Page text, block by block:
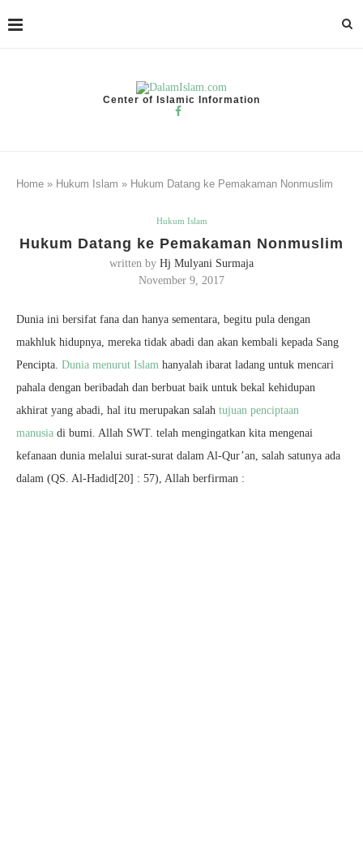
Center of Islamic Information
Home » Hukum Islam » Hukum Datang ke Pemakaman Nonmuslim
Hukum Islam
Hukum Datang ke Pemakaman Nonmuslim
written by Hj Mulyani Surmaja
November 9, 2017
Dunia ini bersifat fana dan hanya sementara, begitu pula dengan
makhluk hidupnya, mereka tidak abadi dan akan kembali kepada Sang
Pencipta. Dunia menurut Islam hanyalah ibarat ladang untuk mencari
pahala dengan beribadah dan berbuat baik untuk bekal kehidupan
akhirat yang abadi, hal itu merupakan salah tujuan penciptaan
manusia di bumi. Allah SWT. telah mengingatkan kita mengenai
kefanaan dunia melalui surat-surat dalam Al-Qur’an, salah satunya ada
dalam (QS. Al-Hadid[20] : 57), Allah berfirman :